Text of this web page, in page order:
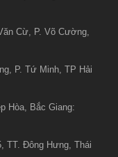
Cừ, P. Võ Cường,
P. Tứ Minh, TP Hải
Hòa, Bắc Giang:
TT. Đông Hưng, Thái